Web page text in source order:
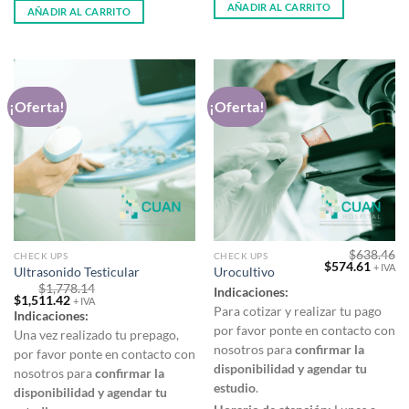
AÑADIR AL CARRITO AÑADIR AL CARRITO
¡Oferta!
CHECK UPS
Ultrasonido Testicular
$1,778.14
Original
price
was:
$1,778.14.
$1,511.42Current
price
is:
$1,511.42.
+ IVA
Indicaciones:
Una vez realizado tu prepago,
por favor ponte en contacto con
nosotros paraconfirmar la
disponibilidad y agendar tu
¡Oferta!
CHECK UPS
Urocultivo
$638.46
Original
$574.61 + IVA
Indicaciones:
Para cotizar y realizar tu pago
por favor ponte en contacto con
nosotros paraconfirmar la
disponibilidad y agendar tu
estudio.